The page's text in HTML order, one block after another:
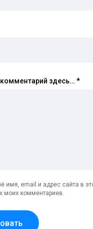
здесь…*
имя, email и адрес сайта в
моих комментариев.